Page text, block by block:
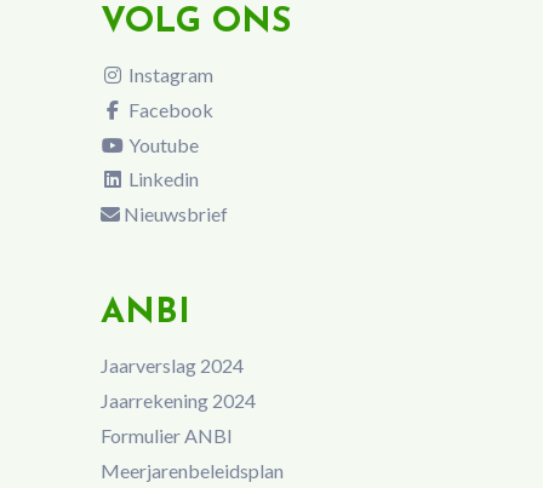
VOLG ONS
Instagram
Facebook
Youtube
Linkedin
Nieuwsbrief
ANBI
Jaarverslag 2024
Jaarrekening 2024
Formulier ANBI
Meerjarenbeleidsplan